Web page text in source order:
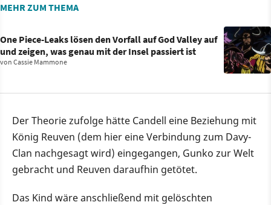
MEHR ZUM THEMA
One Piece-Leaks lösen den Vorfall auf God Valley auf
und zeigen, was genau mit der Insel passiert ist
von Cassie Mammone
Der Theorie zufolge hätte Candell eine Beziehung mit
König Reuven (dem hier eine Verbindung zum Davy-
Clan nachgesagt wird) eingegangen, Gunko zur Welt
gebracht und Reuven daraufhin getötet.
Das Kind wäre anschließend mit gelöschten